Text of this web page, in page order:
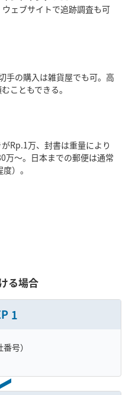
ウェブサイトで追跡調査も可
手の購入は雑貨屋でも可。高
こともできる。
Rp.1万、封書は重量により
万〜。日本までの郵便は通常
）。
る場合
1
号）